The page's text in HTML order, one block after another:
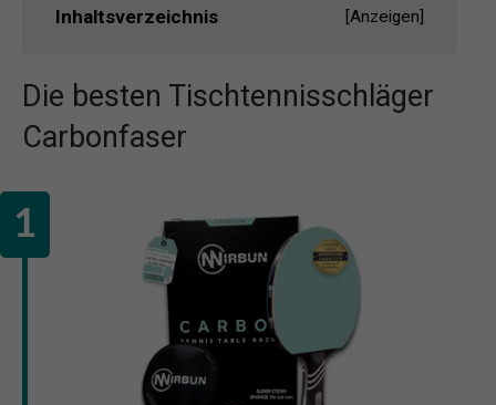
Inhaltsverzeichnis [Anzeigen]
Die besten Tischtennisschläger
Carbonfaser